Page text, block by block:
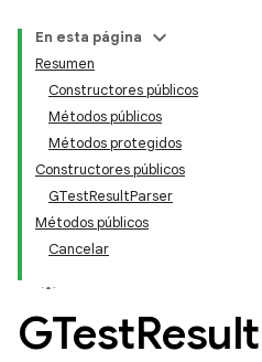
En esta página
Resumen
Constructores públicos
Métodos públicos
Métodos protegidos
Constructores públicos
GTestResultParser
Métodos públicos
Cancelar
GTestResult